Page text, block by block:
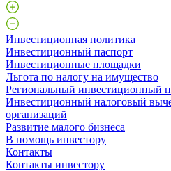
Инвестиционная политика
Инвестиционный паспорт
Инвестиционные площадки
Льгота по налогу на имущество
Региональный инвестиционный
Инвестиционный налоговый
организаций
Развитие малого бизнеса
В помощь инвестору
Контакты
Контакты инвестору